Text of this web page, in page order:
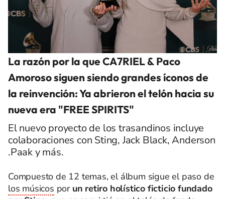
La razón por la que CA7RIEL & Paco
Amoroso siguen siendo grandes íconos de
la reinvención: Ya abrieron el telón hacia su
nueva era "FREE SPIRITS"
El nuevo proyecto de los trasandinos incluye
colaboraciones con Sting, Jack Black, Anderson
.Paak y más.
Compuesto de 12 temas, el álbum sigue el paso de
los músicos por un retiro holístico ficticio fundado